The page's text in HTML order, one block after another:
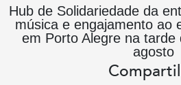
Hub de Solidariedade da
música e engajamento ao
em Porto Alegre na tarde
agosto